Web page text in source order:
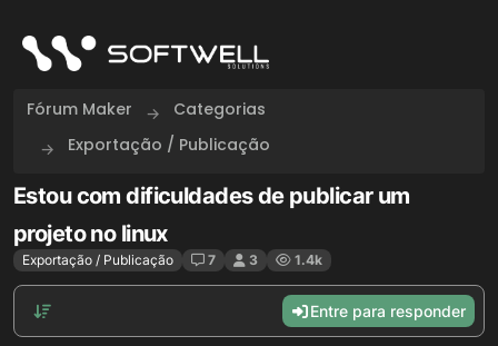
Fórum Maker
Categorias
Exportação / Publicação
Estou com dificuldades de publicar um
projeto no linux
Exportação / Publicação 7 3 1.4k
Entre para responder